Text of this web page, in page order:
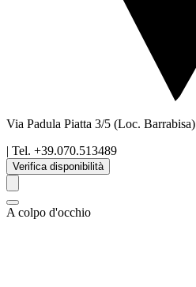
Via Padula Piatta 3/5 (Loc. Barrabisa)
| Tel. +39.070.513489
Verifica disponibilità
A colpo d'occhio